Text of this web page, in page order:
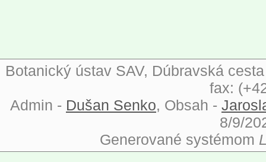
Botanický ústav SAV, Dúbravská
fax:
Admin - Dušan Senko, Obsah -
8/9/
Generované systémom